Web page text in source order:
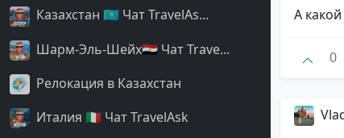
Казахстан 🇰🇿 Чат TravelAs...
Шарм-Эль-Шейх🇪🇬 Чат Trave...
Релокация в Казахстан
Италия 🇮🇹 Чат TravelAsk
А
0